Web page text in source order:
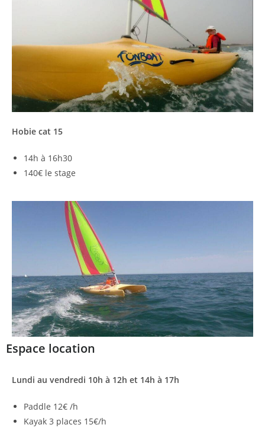
Hobie cat 15
14h à 16h30
140€ le stage
Espace location
Lundi au vendredi 10h à 12h et 14h à 17h
Paddle 12€ /h
Kayak 3 places 15€/h